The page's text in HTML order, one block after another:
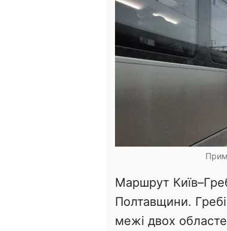
Маршрут
Полтавщини.
межі двох